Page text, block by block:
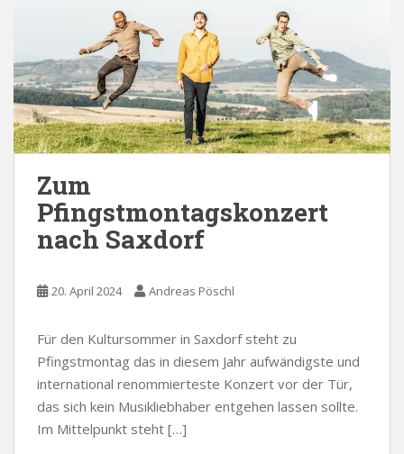
Zum
Pfingstmontagskonzert
nach Saxdorf
20. April 2024 Andreas Pöschl
Für den Kultursommer in Saxdorf steht zu
Pfingstmontag das in diesem Jahr aufwändigste und
international renommierteste Konzert vor der Tür,
das sich kein Musikliebhaber entgehen lassen sollte.
Im Mittelpunkt steht […]